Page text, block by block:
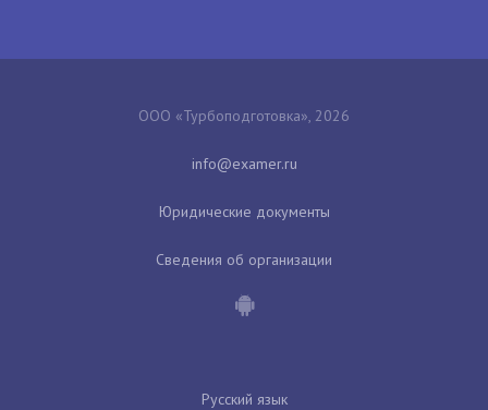
ООО «Турбоподготовка», 2026
Юридические документы
Сведения об организации
Русский язык